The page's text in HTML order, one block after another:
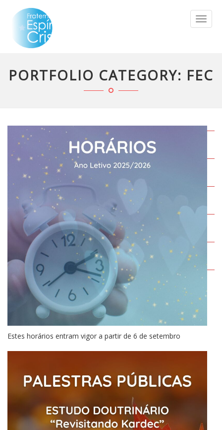
PORTFOLIO CATEGORY: FEC
Estes horários entram vigor a partir de 6 de setembro